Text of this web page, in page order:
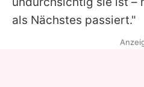
als Nächstes passiert."